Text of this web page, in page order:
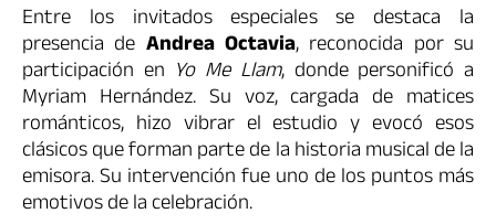
Entre los invitados especiales se destaca la
presencia de Andrea Octavia, reconocida por su
participación en Yo Me Llam, donde personificó a
Myriam Hernández. Su voz, cargada de matices
románticos, hizo vibrar el estudio y evocó esos
clásicos que forman parte de la historia musical de la
emisora. Su intervención fue uno de los puntos más
emotivos de la celebración.